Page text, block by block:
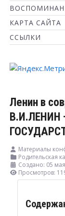
КАРТА САЙТА
ССЫЛКИ
Ленин в
В.И.ЛЕНИН
Материалы
Родительская
Создано: 05
Просмотров: